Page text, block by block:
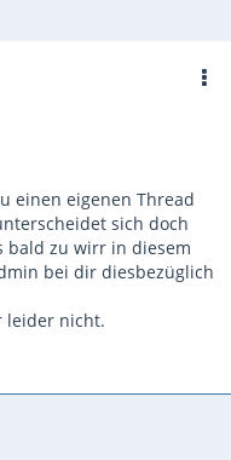
einen eigenen Thread
sich doch
bald zu wirr in diesem
bei dir diesbezüglich
leider nicht.